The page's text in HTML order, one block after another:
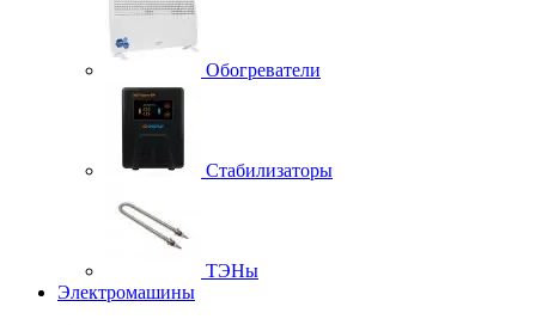
Обогреватели
Стабилизаторы
ТЭНы
Электромашины